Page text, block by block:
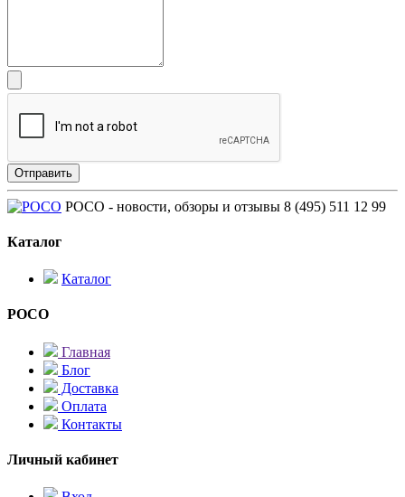
POCO - новости, обзоры и отзывы 8 (495) 511 12 99
Каталог
Каталог
POCO
Главная
Блог
Доставка
Оплата
Контакты
Личный кабинет